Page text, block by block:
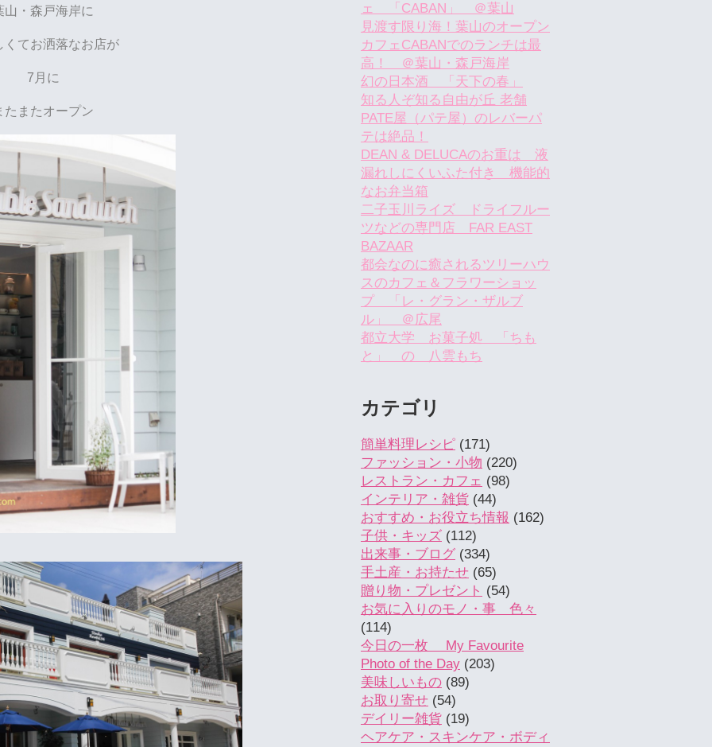
山・森戸海岸に
くてお洒落なお店が
7月に
たまたオープン
ェ 「CABAN」 ＠葉山
見渡す限り海！葉山のオープン
カフェCABANでのランチは最
高！ ＠葉山・森戸海岸
幻の日本酒 「天下の春」
知る人ぞ知る自由が丘 老舗
PATE屋（パテ屋）のレバーパ
テは絶品！
DEAN & DELUCAのお重は 液
漏れしにくいふた付き 機能的
なお弁当箱
二子玉川ライズ ドライフルー
ツなどの専門店 FAR EAST
BAZAAR
都会なのに癒されるツリーハウ
スのカフェ＆フラワーショッ
プ 「レ・グラン・ザルブ
ル」 ＠広尾
都立大学 お菓子処 「ちも
と」 の 八雲もち
カテゴリ
簡単料理レシピ (171)
ファッション・小物 (220)
レストラン・カフェ (98)
インテリア・雑貨 (44)
おすすめ・お役立ち情報 (162)
子供・キッズ (112)
出来事・ブログ (334)
手土産・お持たせ (65)
贈り物・プレゼント (54)
お気に入りのモノ・事 色々
(114)
今日の一枚 My Favourite
Photo of the Day (203)
美味しいもの (89)
お取り寄せ (54)
デイリー雑貨 (19)
ヘアケア・スキンケア・ボディ